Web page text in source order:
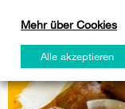
Mehr über Cookies
Alle akzeptieren